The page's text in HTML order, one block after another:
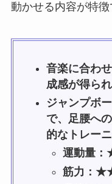
動かせる内容が特徴
音楽に合わ
成感が得られ
ジャンプボ
で、足腰へ
的なトレー
運動量
筋力：